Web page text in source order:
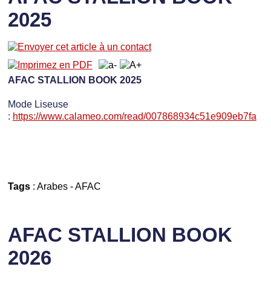
2025
AFAC STALLION BOOK 2025
Mode Liseuse
: https://www.calameo.com/read/007868934c51e909eb7fa
Tags: Arabes-AFAC
AFAC STALLION BOOK
2026